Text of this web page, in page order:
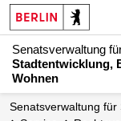
Senatsverwaltung
Stadtentwicklung,
Wohnen
Senats­verwaltung